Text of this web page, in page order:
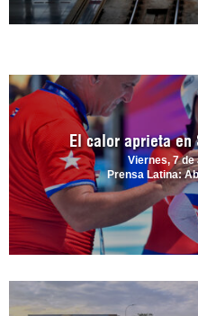
El calor aprieta en
Viernes, 7 de
Prensa Latina: